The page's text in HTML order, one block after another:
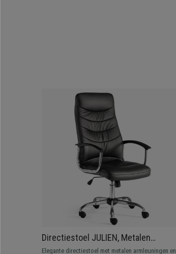
Directiestoel JULIEN, Metalen
Onderstel en Armleuningen, Elegant
Elegante directiestoel met metalen armleuningen en